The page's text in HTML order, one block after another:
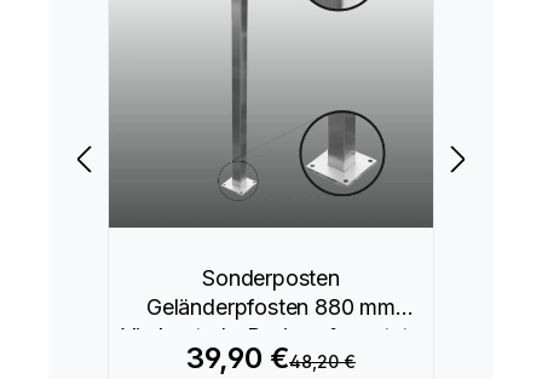
Sonderposten
Geländerpfosten 880 mm
Vierkantrohr Basis aufgesetzte
Montage
39,90 €48,20 €